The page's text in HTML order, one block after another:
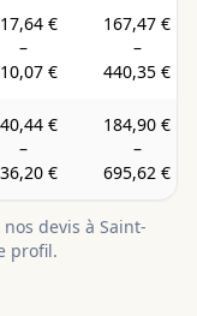
€
–
€
167,47 €
–
440,35 €
€
–
€
184,90 €
–
695,62 €
devis à Saint-
profil.